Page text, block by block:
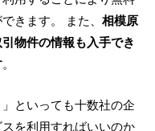
きます。 また、 相模原
物件の情報も入手でき
。
」といっても十数社の企
を利用すればいいのか